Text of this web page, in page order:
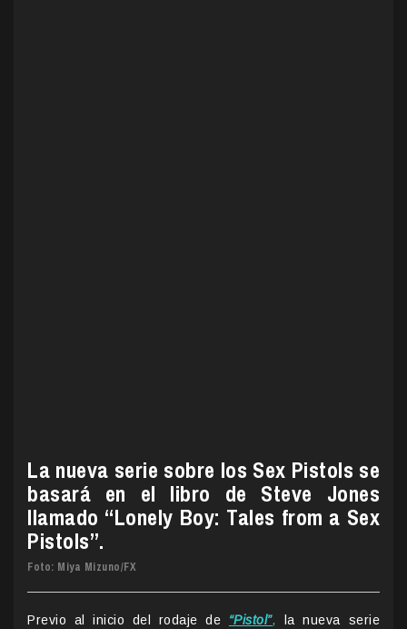
La nueva serie sobre los Sex Pistols se
basará en el libro de Steve Jones
llamado “Lonely Boy: Tales from a Sex
Pistols”.
Foto: Miya Mizuno/FX
Previo al inicio del rodaje de “Pistol”, la nueva serie